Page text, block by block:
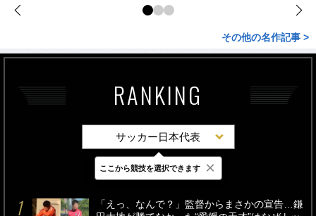
その他の名作記事 >
RANKING
サッカー日本代表
最新 24時間 週間
「えっ、なんで？」監督からまさかの宣告…鎌
ここから競技を選択できます ×